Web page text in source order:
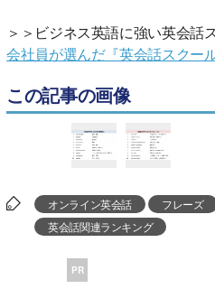
＞＞ビジネス英語に強い英会話
会社員が選んだ『英会話スクー
この記事の画像
オンライン英会話 フレーズ
英会話関連ランキング
PR